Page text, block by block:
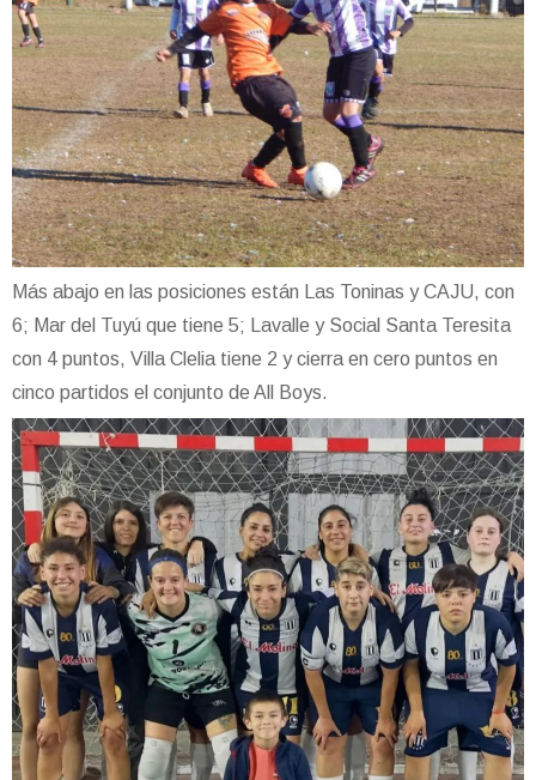
Más abajo en las posiciones están Las Toninas y CAJU, con
6; Mar del Tuyú que tiene 5; Lavalle y Social Santa Teresita
con 4 puntos, Villa Clelia tiene 2 y cierra en cero puntos en
cinco partidos el conjunto de All Boys.